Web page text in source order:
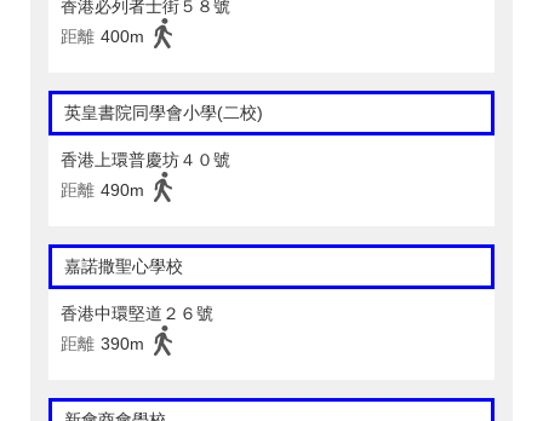
香港必列者士街５８號
距離 400m
英皇書院同學會小學(二校)
香港上環普慶坊４０號
距離 490m
嘉諾撒聖心學校
香港中環堅道２６號
距離 390m